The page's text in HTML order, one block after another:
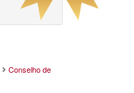
Conselho de